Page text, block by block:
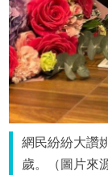
網民紛紛大讚
歲。（圖片來